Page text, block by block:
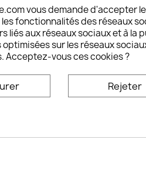
sécurisé choisistacoque
remboursements
DOM TOM et outremer
personnaliser son
© 2026 -
vous demande d'accepter
fonctionnalités des réseaux
liés aux réseaux sociaux et à
sur les réseaux
Acceptez-vous ces cookies ?
Rejeter